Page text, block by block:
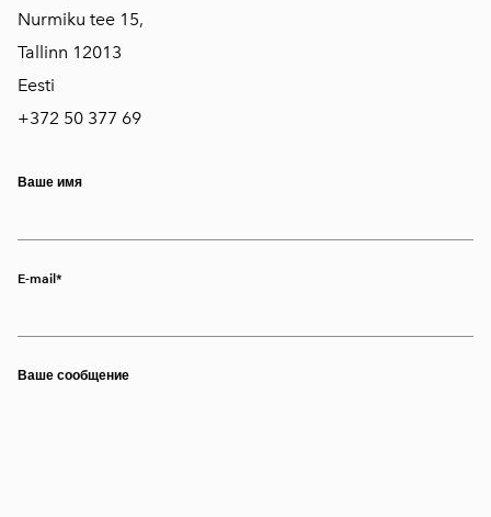
Nurmiku tee 15,
Tallinn 12013
Eesti
+372 50 377 69
Ваше имя
E-mail
Ваше сообщение